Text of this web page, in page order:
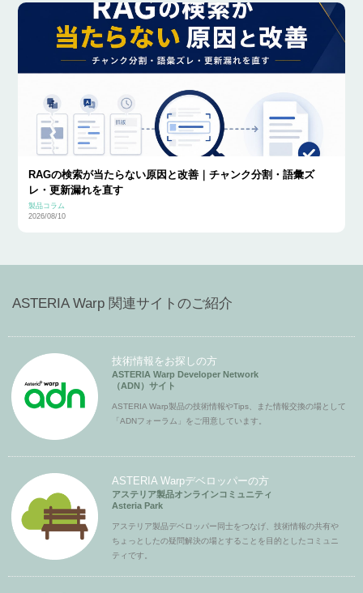
RAGの検索が当たらない原因と改善｜チャンク分割・語彙ズ
レ・更新漏れを直す
製品コラム
2026/08/10
ASTERIA Warp 関連サイトのご紹介
技術情報をお探しの方
ASTERIA Warp Developer Network
（ADN）サイト
ASTERIA Warp製品の技術情報やTips、また情報交換の場として
「ADNフォーラム」をご用意しています。
ASTERIA Warpデベロッパーの方
アステリア製品オンラインコミュニティ
Asteria Park
アステリア製品デベロッパー同士をつなげ、技術情報の共有や
ちょっとしたの疑問解決の場とすることを目的としたコミュニ
ティです。